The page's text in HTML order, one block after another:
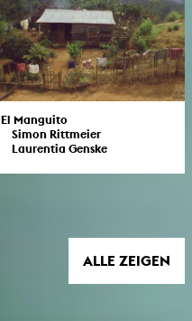
El Manguito
Simon Rittmeier
Laurentia Genske
ALLE ZEIGEN